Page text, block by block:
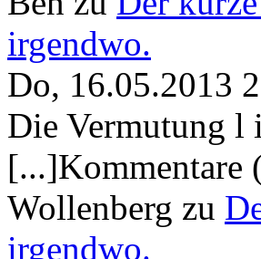
irgendwo.
Do, 16.05.2013
Die Vermutung l
[...]Kommentare
Wollenberg zu
irgendwo.